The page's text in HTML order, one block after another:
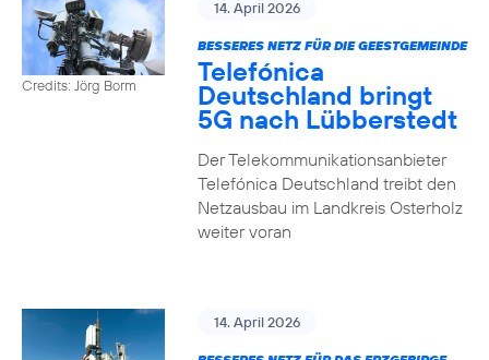
Credits: Jörg Borm
14. April 2026
BESSERES NETZ FÜR DIE GEESTGEMEINDE
Telefónica
Deutschland bringt
5G nach Lübberstedt
Der Telekommunikationsanbieter
Telefónica Deutschland treibt den
Netzausbau im Landkreis Osterholz
weiter voran
14. April 2026